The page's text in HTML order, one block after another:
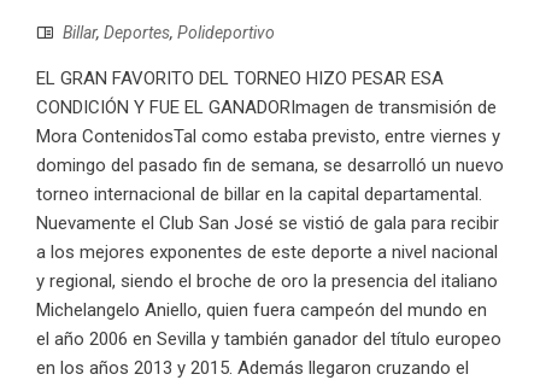
Billar, Deportes, Polideportivo
EL GRAN FAVORITO DEL TORNEO HIZO PESAR ESA
CONDICIÓN Y FUE EL GANADORImagen de transmisión de
Mora ContenidosTal como estaba previsto, entre viernes y
domingo del pasado fin de semana, se desarrolló un nuevo
torneo internacional de billar en la capital departamental.
Nuevamente el Club San José se vistió de gala para recibir
a los mejores exponentes de este deporte a nivel nacional
y regional, siendo el broche de oro la presencia del italiano
Michelangelo Aniello, quien fuera campeón del mundo en
el año 2006 en Sevilla y también ganador del título europeo
en los años 2013 y 2015. Además llegaron cruzando el